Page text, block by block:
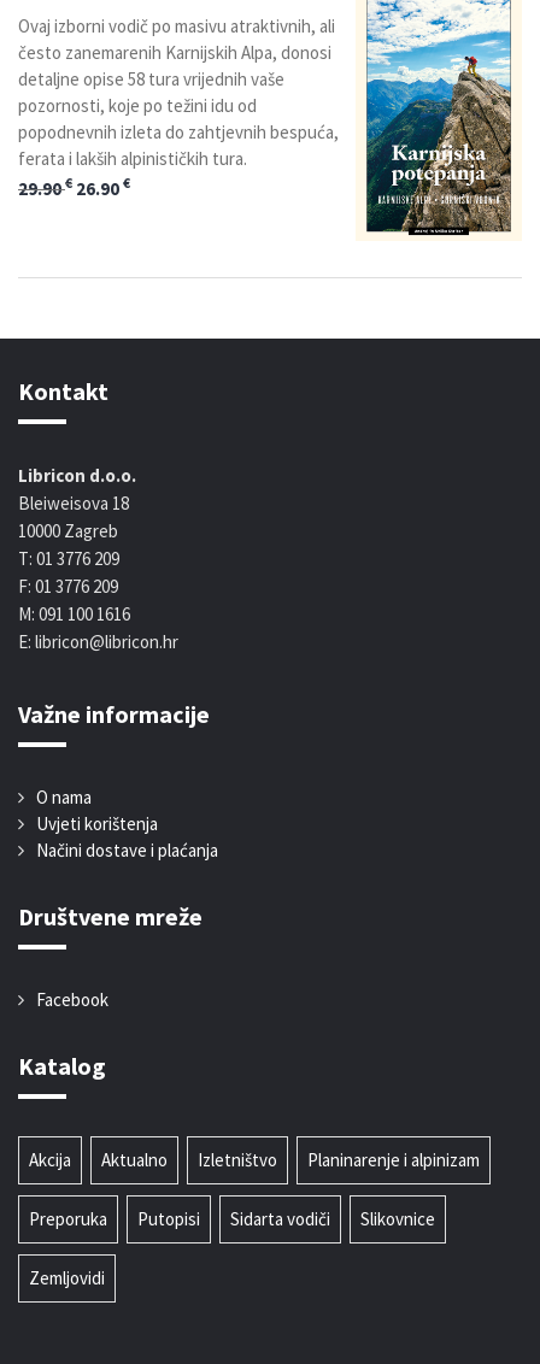
Ovaj izborni vodič po masivu atraktivnih, ali
često zanemarenih Karnijskih Alpa, donosi
detaljne opise 58 tura vrijednih vaše
pozornosti, koje po težini idu od
popodnevnih izleta do zahtjevnih bespuća,
ferata i lakših alpinističkih tura.
29.90€ 26.90 €
Kontakt
Libricon d.o.o.
Bleiweisova 18
10000 Zagreb
T: 01 3776 209
F: 01 3776 209
M: 091 100 1616
E: libricon@libricon.hr
Važne informacije
O nama
Uvjeti korištenja
Načini dostave i plaćanja
Društvene mreže
Facebook
Katalog
Akcija Aktualno Izletništvo Planinarenje i alpinizam
Preporuka Putopisi Sidarta vodiči Slikovnice
Zemljovidi